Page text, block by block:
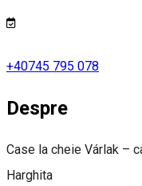
+40745 795 078
Despre
Case la cheie Várlak –
Harghita